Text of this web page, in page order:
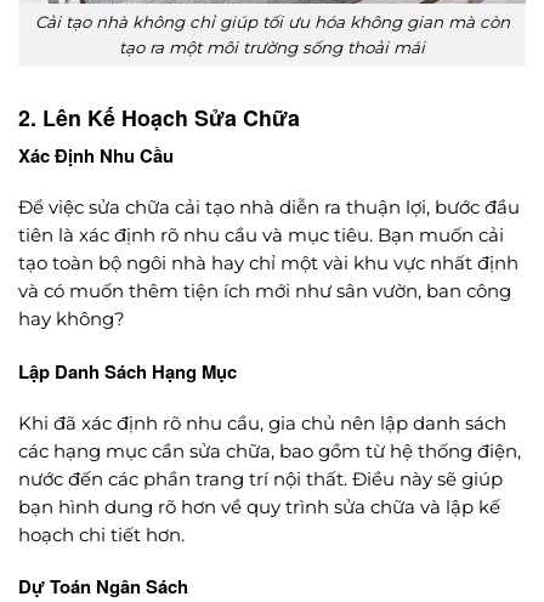
Cải tạo nhà không chỉ giúp tối ưu hóa không gian mà còn
tạo ra một môi trường sống thoải mái
2. Lên Kế Hoạch Sửa Chữa
Xác Định Nhu Cầu
Để việc sửa chữa cải tạo nhà diễn ra thuận lợi, bước đầu
tiên là xác định rõ nhu cầu và mục tiêu. Bạn muốn cải
tạo toàn bộ ngôi nhà hay chỉ một vài khu vực nhất định
và có muốn thêm tiện ích mới như sân vườn, ban công
hay không?
Lập Danh Sách Hạng Mục
Khi đã xác định rõ nhu cầu, gia chủ nên lập danh sách
các hạng mục cần sửa chữa, bao gồm từ hệ thống điện,
nước đến các phần trang trí nội thất. Điều này sẽ giúp
bạn hình dung rõ hơn về quy trình sửa chữa và lập kế
hoạch chi tiết hơn.
Dự Toán Ngân Sách